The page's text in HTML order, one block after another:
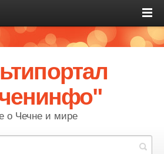
о Чечне и мире